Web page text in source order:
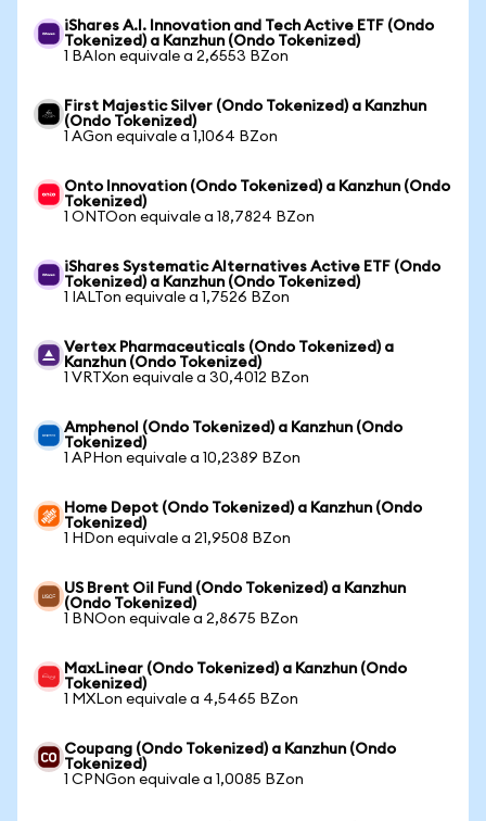
iShares A.I. Innovation and Tech Active ETF (Ondo
Tokenized) a Kanzhun (Ondo Tokenized)
1 BAIon equivale a 2,6553 BZon
First Majestic Silver (Ondo Tokenized) a Kanzhun
(Ondo Tokenized)
1 AGon equivale a 1,1064 BZon
Onto Innovation (Ondo Tokenized) a Kanzhun (Ondo
Tokenized)
1 ONTOon equivale a 18,7824 BZon
iShares Systematic Alternatives Active ETF (Ondo
Tokenized) a Kanzhun (Ondo Tokenized)
1 IALTon equivale a 1,7526 BZon
Vertex Pharmaceuticals (Ondo Tokenized) a
Kanzhun (Ondo Tokenized)
1 VRTXon equivale a 30,4012 BZon
Amphenol (Ondo Tokenized) a Kanzhun (Ondo
Tokenized)
1 APHon equivale a 10,2389 BZon
Home Depot (Ondo Tokenized) a Kanzhun (Ondo
Tokenized)
1 HDon equivale a 21,9508 BZon
US Brent Oil Fund (Ondo Tokenized) a Kanzhun
(Ondo Tokenized)
1 BNOon equivale a 2,8675 BZon
MaxLinear (Ondo Tokenized) a Kanzhun (Ondo
Tokenized)
1 MXLon equivale a 4,5465 BZon
Coupang (Ondo Tokenized) a Kanzhun (Ondo
Tokenized)
1 CPNGon equivale a 1,0085 BZon